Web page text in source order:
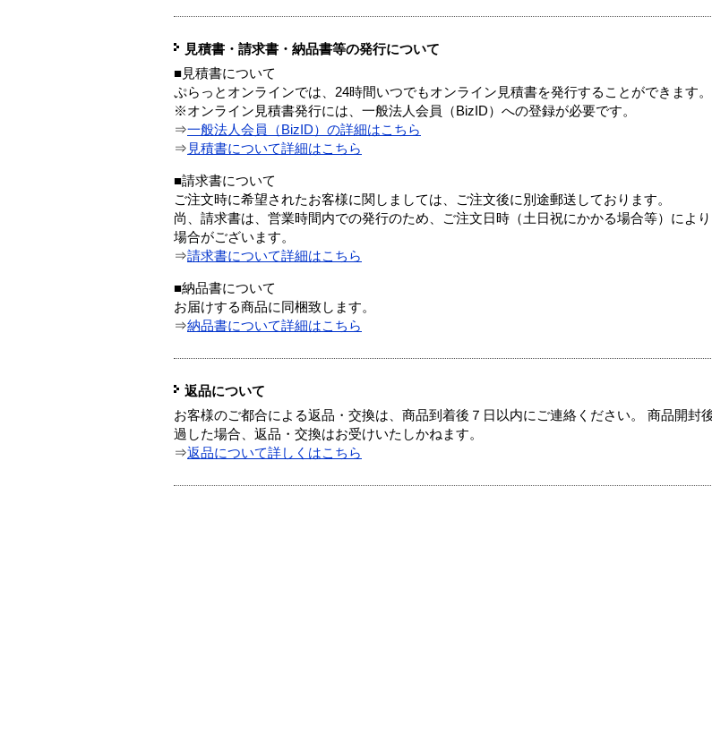
見積書・請求書・納品書等の発行について
■見積書について
ぷらっとオンラインでは、24時間いつでもオンライン見積書を発行することができます。
※オンライン見積書発行には、一般法人会員（BizID）への登録が必要です。
⇒一般法人会員（BizID）の詳細はこちら
⇒ 見積書について詳細はこちら
■請求書について
ご注文時に希望されたお客様に関しましては、ご注文後に別途郵送しております。
尚、請求書は、営業時間内での発行のため、ご注文日時（土日祝にかかる場合等）によ
場合がございます。
⇒請求書について詳細はこちら
■納品書について
お届けする商品に同梱致します。
⇒納品書について詳細はこちら
返品について
お客様のご都合による返品・交換は、商品到着後７日以内にご連絡ください。 商品開封
過した場合、返品・交換はお受けいたしかねます。
⇒返品について詳しくはこちら